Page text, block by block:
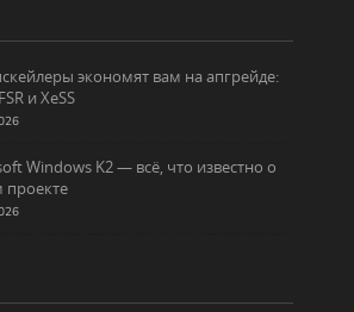
экономят вам на апгрейде:
и XeSS
Windows K2 — всё, что известно о
проекте